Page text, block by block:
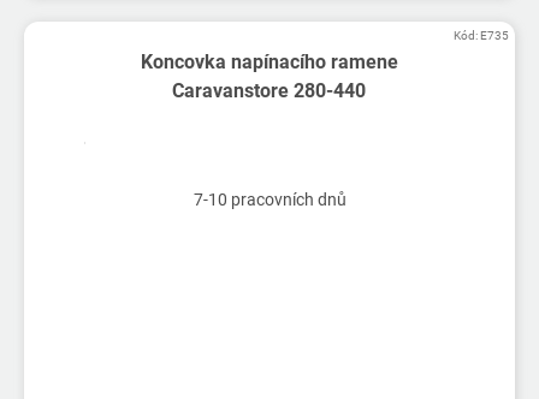
Koncovka napínacího ramene
Caravanstore 280-440
7-10 pracovních dnů
Kód:E735